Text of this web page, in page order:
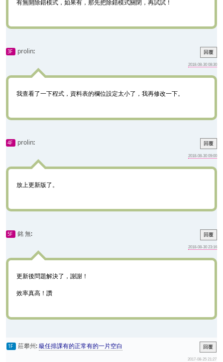
有無開除錯模式，如果有，那先把除錯模式關閉，再試試！
回覆
3F prolin:
2018-08-30 08:30
我查看了一下程式，資料表的欄位設定太小了，我再修改一下。
回覆
4F prolin:
2018-08-30 09:00
放上更新版了。
回覆
5F 銘 無:
2018-08-30 23:16
更新後問題解決了，謝謝！
效率真高！讚
1F 莊攀州: 回覆
級任排課有的正常有的一片空白
2017-08-25 21:27